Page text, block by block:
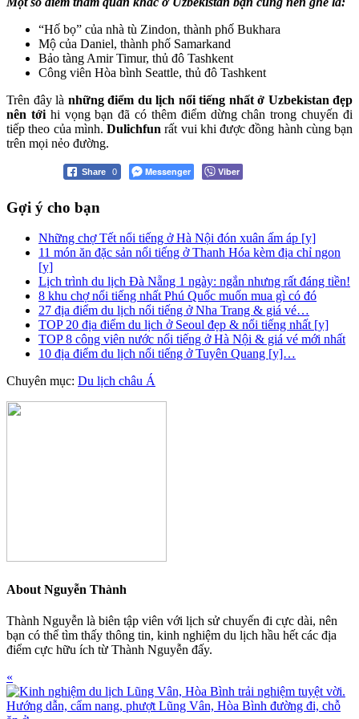
“Hố bọ” của nhà tù Zindon, thành phố Bukhara
Mộ của Daniel, thành phố Samarkand
Bảo tàng Amir Timur, thủ đô Tashkent
Công viên Hòa bình Seattle, thủ đô Tashkent
Trên đây là những điểm du lịch nổi tiếng nhất ở Uzbekistan đẹp
nên tớihi vọng bạn đã có thêm điểm dừng chân trong chuyến đi
tiếp theo của mình. Dulichfun rất vui khi được đồng hành cùng bạn
trên mọi nẻo đường.
Share 0 Messenger Viber
Gợi ý cho bạn
Những chợ Tết nổi tiếng ở Hà Nội đón xuân ấm áp [y]
11 món ăn đặc sản nổi tiếng ở Thanh Hóa kèm địa chỉ ngon
[y]
Lịch trình du lịch Đà Nẵng 1 ngày: ngắn nhưng rất đáng tiền!
8 khu chợ nổi tiếng nhất Phú Quốc muốn mua gì có đó
27 địa điểm du lịch nổi tiếng ở Nha Trang & giá vé…
TOP 20 địa điểm du lịch ở Seoul đẹp & nổi tiếng nhất [y]
TOP 8 công viên nước nổi tiếng ở Hà Nội & giá vé mới nhất
10 địa điểm du lịch nổi tiếng ở Tuyên Quang [y]…
Chuyên mục: Du lịch châu Á
About Nguyễn Thành
Thành Nguyễn là biên tập viên với lịch sử chuyến đi cực dài, nên
bạn có thể tìm thấy thông tin, kinh nghiệm du lịch hầu hết các địa
điểm cực hữu ích từ Thành Nguyễn đấy.
Previous
Post:
«